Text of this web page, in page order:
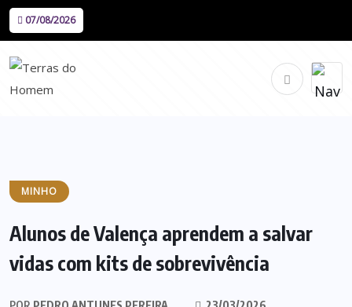
07/08/2026
MINHO
Alunos de Valença aprendem a salvar
vidas com kits de sobrevivência